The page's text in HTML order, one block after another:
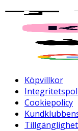
Köpvillkor
Cookiepolicy
Tillgänglighet